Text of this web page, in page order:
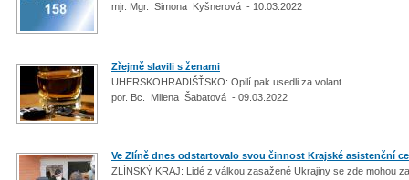
mjr. Mgr. Simona Kyšnerová - 10.03.2022
Zřejmě slavili s ženami
UHERSKOHRADIŠŤSKO: Opilí pak usedli za volant.
por. Bc. Milena Šabatová - 09.03.2022
Ve Zlíně dnes odstartovalo svou činnost Krajské asistenční
ZLÍNSKÝ KRAJ: Lidé z válkou zasažené Ukrajiny se zde mohou